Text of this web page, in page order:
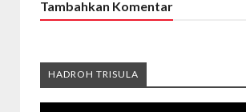
Tambahkan Komentar
HADROH TRISULA